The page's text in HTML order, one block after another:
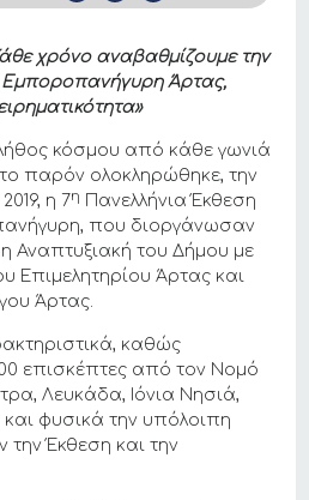
χρόνο αναβαθμίζουμε την
Εμποροπανήγυρη Άρτας,
κόσμου από κάθε γωνιά
το παρόν ολοκληρώθηκε, την
η 7η
Πανελλήνια Έκθεση
που διοργάνωσαν
Αναπτυξιακή του Δήμου με
Επιμελητηρίου Άρτας και
Άρτας.
καθώς
επισκέπτες από τον Νομό
Λευκάδα, Ιόνια Νησιά,
και φυσικά την υπόλοιπη
την Έκθεση και την